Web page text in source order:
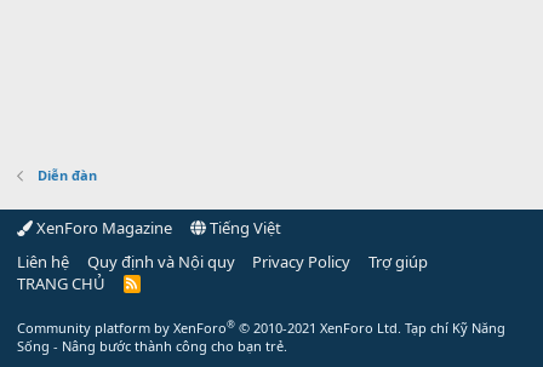
Diễn đàn
XenForo Magazine
Tiếng Việt
Liên hệ
Quy định và Nội quy Privacy Policy
Trợ giúp
TRANG CHỦ
R
Community platform by XenForo® © 2010-2021 XenForo Ltd. Tạp chí Kỹ Năng
Sống - Nâng bước thành công cho bạn trẻ.